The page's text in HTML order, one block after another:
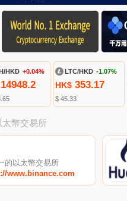
HKD +0.04% LTC/HKD -1.07%
HK$353.17
$ 45.33
幣交易所
的以太幣交易所
www.binance.com